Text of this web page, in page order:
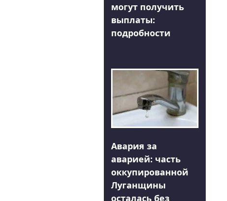
могут получить
выплаты:
подробности
Авария за
аварией: часть
оккупированной
Луганщины
осталась без